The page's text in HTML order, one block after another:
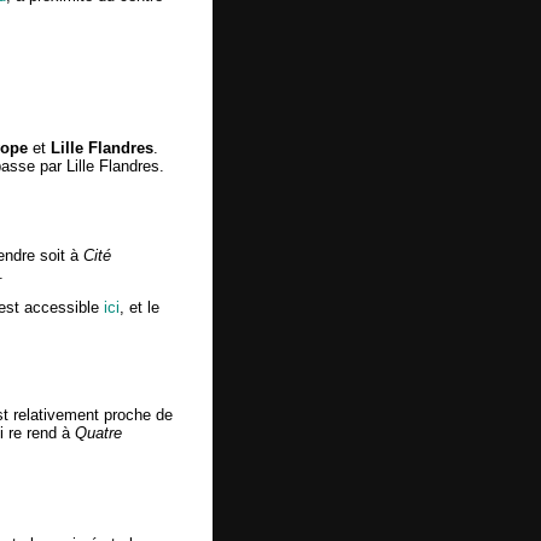
et Lille Flandres.
par Lille Flandres.
soit àCité
accessible ici, et le
relativement proche de
re rend àQuatre